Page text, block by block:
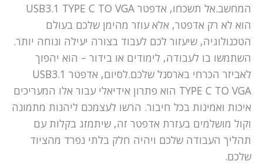
המחשב.אל תשכחו, אדפטר USB3.1 TYPE C TO VGA
הוא לא רק אדפטר, אלא עוזר מהימן שלכם בעולם
הטכנולוגיה, שיעזור לכם לעבוד בצורה יעילה ונוחה יותר.
השתמשו בו לעבודה, לימודים או בידור – הוא יהפוך
לאביזר הכרחי בארסנל שלכם.לסיום, אדפטר USB3.1
TYPE C TO VGA הוא פתרון אידיאלי עבור אלו המעריכים
איכות ואמינות בכל חיבור. הרשו לעצמכם ליהנות מתמונה
וקול מושלמים בעזרת אדפטר זה, שיתמזג בקלות עם
תהליך העבודה שלכם ויהיה חלק בלתי נפרד מהציוד
שלכם.